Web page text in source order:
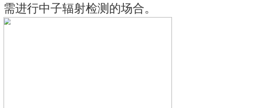
量监测仪。此外通过配套的